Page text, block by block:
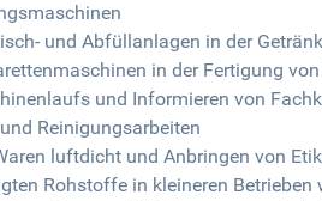
und Abfüllanlagen in der
in der Fertigung
und Informieren von
Reinigungsarbeiten
luftdicht und Anbringen von
Rohstoffe in kleineren Betrieben